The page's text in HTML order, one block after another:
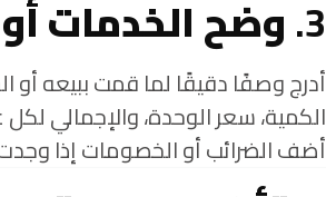
3. وضح الخدمات
أدرج وصفًا دقيقًا لما قمت ببيعه أو
الكمية، سعر الوحدة، والإجمالي
أضف الضرائب أو الخصومات إذا